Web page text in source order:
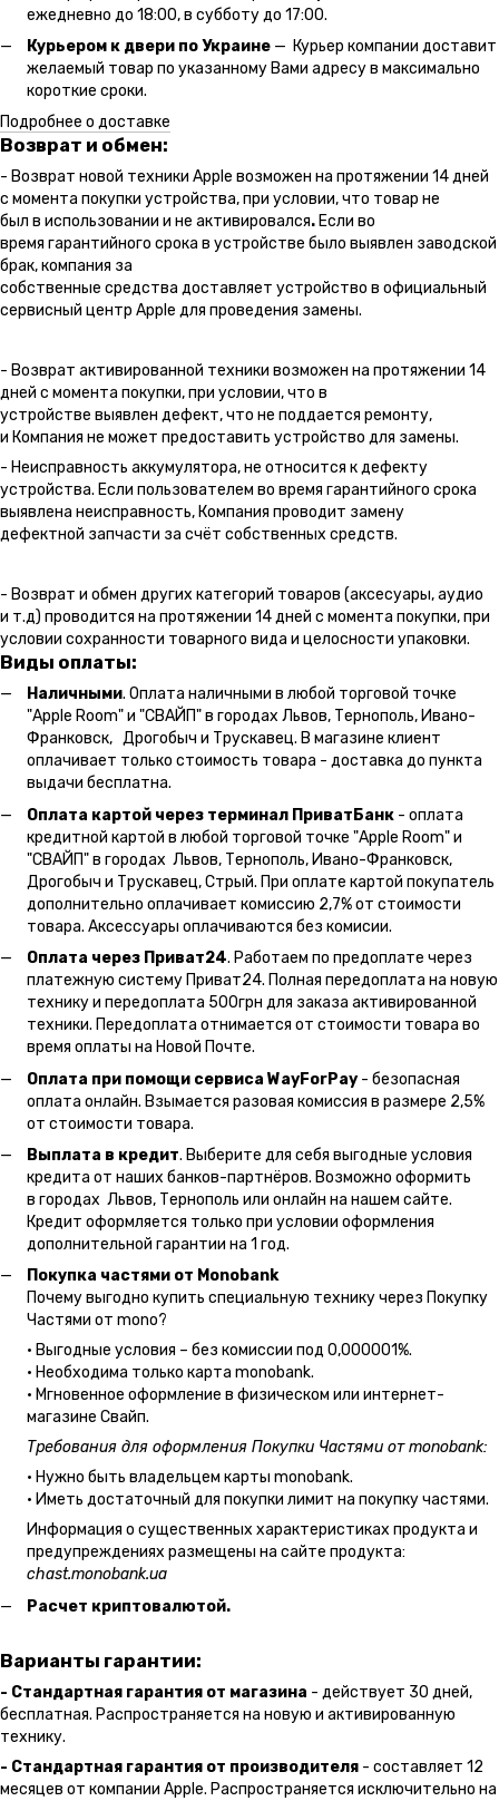
ежедневно до 18:00, в субботу до 17:00.
Курьером к двери по Украине — Курьер компании доставит
желаемый товар по указанному Вами адресу в максимально
короткие сроки.
Подробнее о доставке
Возврат и обмен:
- Возврат новой техники Apple возможен на протяжении 14 дней
с момента покупки устройства, при условии, что товар не
был в использовании и не активировался.Если во
время гарантийного срока в устройстве было выявлен заводской
брак, компания за
собственные средства доставляет устройство в официальный
сервисный центр Apple для проведения замены.
- Возврат активированной техники возможен на протяжении 14
дней с момента покупки, при условии, что в
устройстве выявлен дефект, что не поддается ремонту,
и Компания не может предоставить устройство для замены.
- Неисправность аккумулятора, не относится к дефекту
устройства. Если пользователем во время гарантийного срока
выявлена неисправность, Компания проводит замену
дефектной запчасти за счёт собственных средств.
- Возврат и обмен других категорий товаров (аксесуары, аудио
и т.д) проводится на протяжении 14 дней с момента покупки, при
условии сохранности товарного вида и целосности упаковки.
Виды оплаты:
Наличными. Оплата наличными в любой торговой точке
"Apple Room" и "СВАЙП" в городах Львов, Тернополь, Ивано-
Франковск, Дрогобыч и Трускавец. В магазине клиент
оплачивает только стоимость товара - доставка до пункта
выдачи бесплатна.
Оплата картой через терминал ПриватБанк - оплата
кредитной картой в любой торговой точке "Apple Room" и
"СВАЙП" в городах Львов, Тернополь, Ивано-Франковск,
Дрогобыч и Трускавец, Стрый. При оплате картой покупатель
дополнительно оплачивает комиссию 2,7% от стоимости
товара. Аксессуары оплачиваются без комисии.
Оплата через Приват24. Работаем по предоплате через
платежную систему Приват24. Полная передоплата на новую
технику и передоплата 500грн для заказа активированной
техники. Передоплата отнимается от стоимости товара во
время оплаты на Новой Почте.
Оплата при помощи сервиса WayForPay - безопасная
оплата онлайн. Взымается разовая комиссия в размере 2,5%
от стоимости товара.
Выплата в кредит. Выберите для себя выгодные условия
кредита от наших банков-партнёров. Возможно оформить
в городах Львов, Тернополь или онлайн на нашем сайте.
Кредит оформляется только при условии оформления
дополнительной гарантии на 1 год.
Покупка частями от Monobank
Почему выгодно купить специальную технику через Покупку
Частями от mono?
• Выгодные условия – без комиссии под 0,000001%.
• Необходима только карта monobank.
• Мгновенное оформление в физическом или интернет-
магазине Cвайп.
Требования для оформления Покупки Частями от monobank:
• Нужно быть владельцем карты monobank.
• Иметь достаточный для покупки лимит на покупку частями.
Информация о существенных характеристиках продукта и
предупреждениях размещены на сайте продукта:
chast.monobank.ua
Расчет криптовалютой.
Варианты гарантии:
- Стандартная гарантия от магазина - действует 30 дней,
бесплатная. Распространяется на новую и активированную
технику.
- Стандартная гарантия от производителя - составляет 12
месяцев от компании Apple. Распространяется исключительно на